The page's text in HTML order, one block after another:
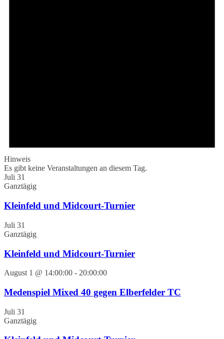
Hinweis
Es gibt keine Veranstaltungen an diesem Tag.
Juli 31
Ganztägig
Kleinfeld und Midcourt-Turnier
Juli 31
Ganztägig
Kleinfeld und Midcourt-Turnier
August 1 @ 14:00:00 - 20:00:00
Medenspiel Mixed 40 gegen Elberfelder TC
Juli 31
Ganztägig